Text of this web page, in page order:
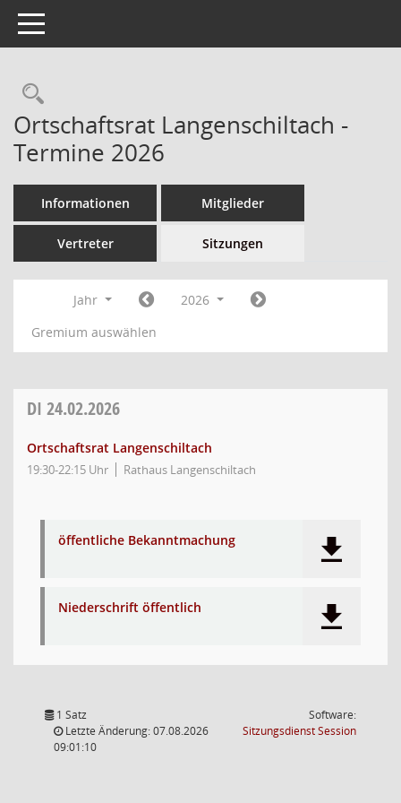
Toggle navigation
Ortschaftsrat Langenschiltach -
Termine 2026
Informationen Mitglieder
Vertreter Sitzungen
Jahr
2026
Gremium auswählen
DI 24.02.2026
Ortschaftsrat Langenschiltach
19:30-22:15 Uhr Rathaus Langenschiltach
öffentliche Bekanntmachung
Niederschrift öffentlich
1 Satz
Letzte Änderung: 07.08.2026
09:01:10
Software:
SitzungsdienstSession(Wird in